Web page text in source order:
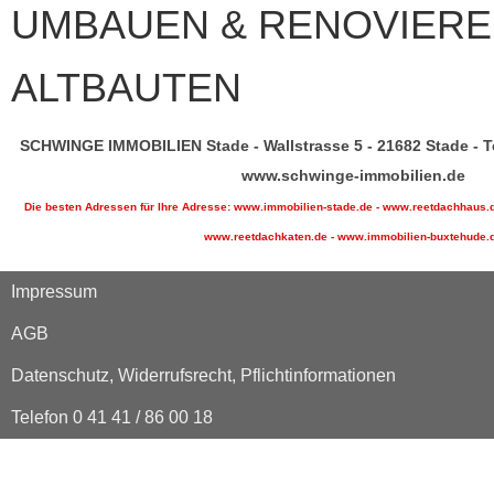
UMBAUEN &
ALTBAUTEN
SCHWINGE IMMOBILIEN Stade - Wallstrasse 5 - 21682 Stade -
www.schwinge-immobilien.de
Die besten Adressen für Ihre Adresse: www.immobilien-stade.de -
www.reetdachkaten.de - www.immobilien-
Impressum
AGB
Datenschutz, Widerrufsrecht, Pflichtinformationen
Telefon 0 41 41 / 86 00 18